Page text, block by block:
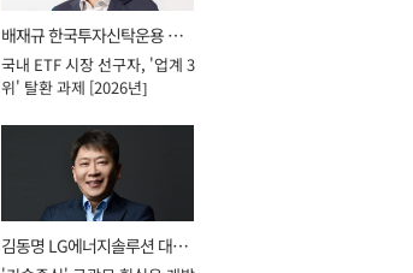
배재규 한국투자신탁운용 대
표이사 사장
국내 ETF 시장 선구자, '업계 3
위' 탈환 과제 [2026년]
김동명 LG에너지솔루션 대표